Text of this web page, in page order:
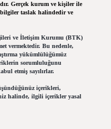
Gerçek kurum ve kişiler ile
taslak halindedir ve
ve İletişim Kurumu (BTK)
vermektedir. Bu nedenle,
yükümlülüğümüz
sorumluluğunu
etmiş sayılırlar.
içerikleri,
halinde, ilgili içerikler yasal